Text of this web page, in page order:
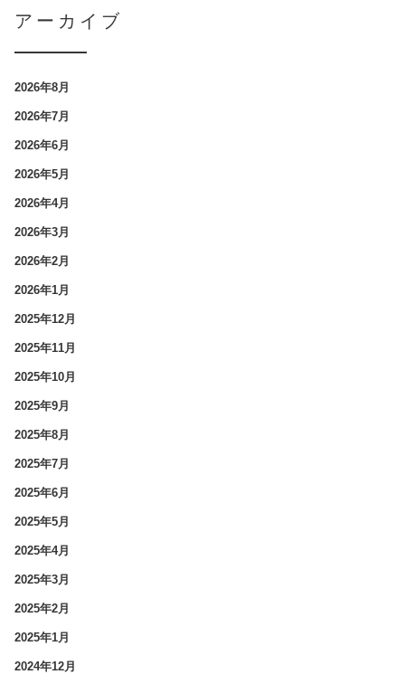
アーカイブ
2026年8月
2026年7月
2026年6月
2026年5月
2026年4月
2026年3月
2026年2月
2026年1月
2025年12月
2025年11月
2025年10月
2025年9月
2025年8月
2025年7月
2025年6月
2025年5月
2025年4月
2025年3月
2025年2月
2025年1月
2024年12月